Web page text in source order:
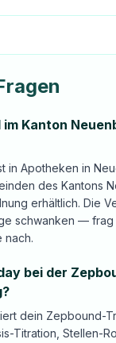
Kanton
in Apotheken in
des Kantons
erhältlich. Die
schwanken —
nach.
bei der
dein Zepbound-
Titration, Stellen-